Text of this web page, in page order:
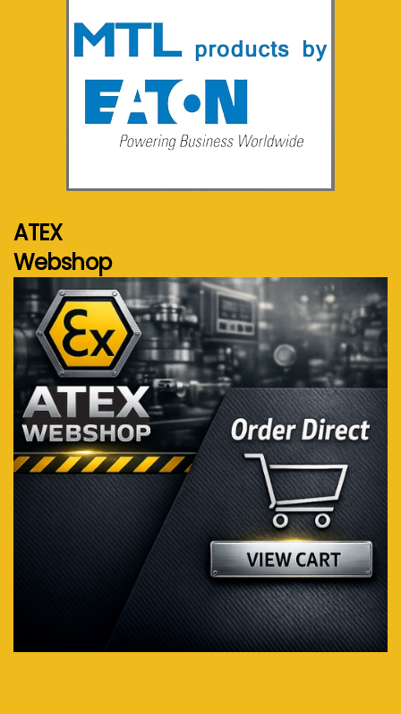
ATEX
Webshop
Voir plus...